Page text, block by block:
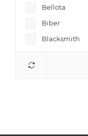
Bellota
Biber
Blacksmith
HAUPA